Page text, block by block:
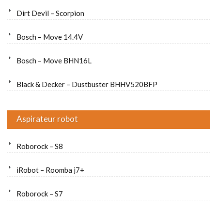
Dirt Devil – Scorpion
Bosch – Move 14.4V
Bosch – Move BHN16L
Black & Decker – Dustbuster BHHV520BFP
Aspirateur robot
Roborock – S8
iRobot – Roomba j7+
Roborock – S7